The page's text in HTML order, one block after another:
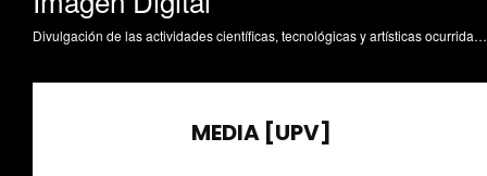
Divulgación de las actividades científicas, tecnológicas y artísticas ocurridas en los tres campus de la UPV